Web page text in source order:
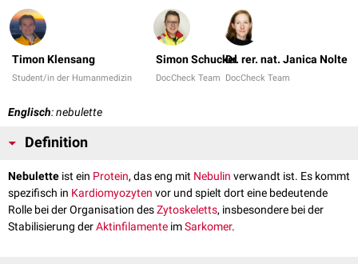
Timon Klensang
Student/in der Humanmedizin
Simon Schuckel
DocCheck Team
Dr. rer. nat. Janica Nolte
DocCheck Team
Englisch: nebulette
Definition
Nebulette ist ein Protein, das eng mit Nebulin verwandt ist. Es kommt
spezifisch in Kardiomyozyten vor und spielt dort eine bedeutende
Rolle bei der Organisation desZytoskeletts, insbesondere bei der
Stabilisierung derAktinfilamente imSarkomer.